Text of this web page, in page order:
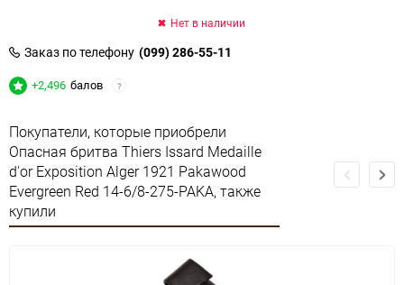
Нет в наличии
Заказ по телефону (099) 286-55-11
+2,496 балов ?
Покупатели, которые приобрели
Опасная бритва Thiers Issard Medaille
d'or Exposition Alger 1921 Pakawood
Evergreen Red 14-6/8-275-PAKA, также
купили